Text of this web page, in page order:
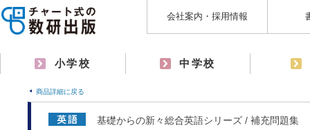
会社案内・採用情報
小学校 中学校
商品詳細に戻る
基礎からの新々総合英語シリーズ / 補充問題集